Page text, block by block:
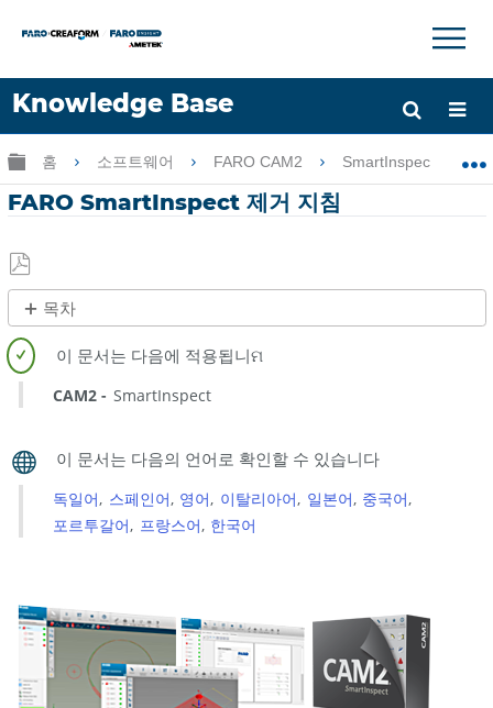
Knowledge Base
언어
도움 받기 로그인
×
글로벌 계층 확장/축소
홈 소프트웨어 FARO CAM2 SmartInspect
FARO SmartInspect 제거 지침
PDF
로
저
장
목차
비
단
계
CAM2 SmartInspect
독일어 스페인어 영어 이탈리아어 일본어 중국어
포르투갈어 프랑스어 한국어